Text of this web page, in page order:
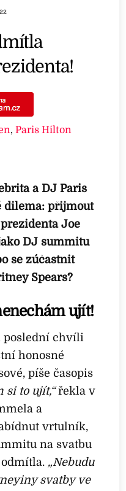
,Paris Hilton
a DJ Paris
dilema: přijmout
Joe
DJ summitu
se zúčastnit
Spears?
ujít!
poslední chvíli
honosné
píše časopis
si to ujít,“řekla v
a
vrtulník,
na svatbu
„Nebudu
svatby ve